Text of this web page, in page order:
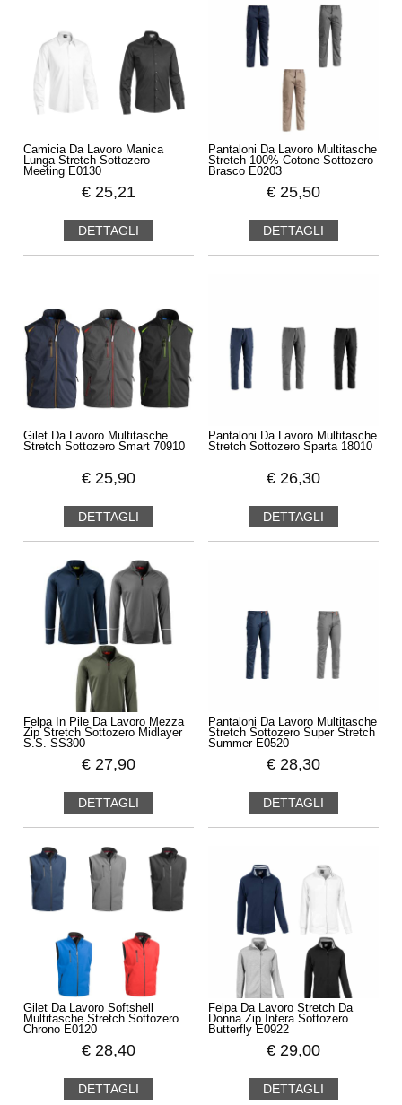
Camicia Da Lavoro Manica
Lunga Stretch Sottozero
Meeting E0130
€ 25,21
DETTAGLI
Pantaloni Da Lavoro Multitasche
Stretch 100% Cotone Sottozero
Brasco E0203
€ 25,50
DETTAGLI
Gilet Da Lavoro Multitasche
Stretch Sottozero Smart 70910
€ 25,90
DETTAGLI
Pantaloni Da Lavoro Multitasche
Stretch Sottozero Sparta 18010
€ 26,30
DETTAGLI
Felpa In Pile Da Lavoro Mezza
Zip Stretch Sottozero Midlayer
S.S. SS300
€ 27,90
DETTAGLI
Pantaloni Da Lavoro Multitasche
Stretch Sottozero Super Stretch
Summer E0520
€ 28,30
DETTAGLI
Gilet Da Lavoro Softshell
Multitasche Stretch Sottozero
Chrono E0120
€ 28,40
DETTAGLI
Felpa Da Lavoro Stretch Da
Donna Zip Intera Sottozero
Butterfly E0922
€ 29,00
DETTAGLI